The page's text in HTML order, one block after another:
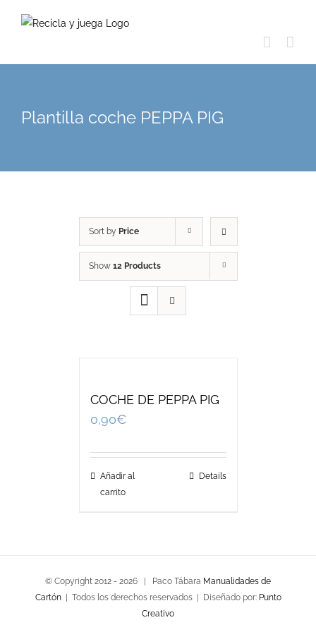
Plantilla coche PEPPA PIG
Sort by Price
Show 12 Products
COCHE DE PEPPA PIG
0,90€
Añadir al
carrito
Details
© Copyright 2012 - 2026 | Paco Tábara Manualidades de
Cartón| Todos los derechos reservados | Diseñado por: Punto
Creativo